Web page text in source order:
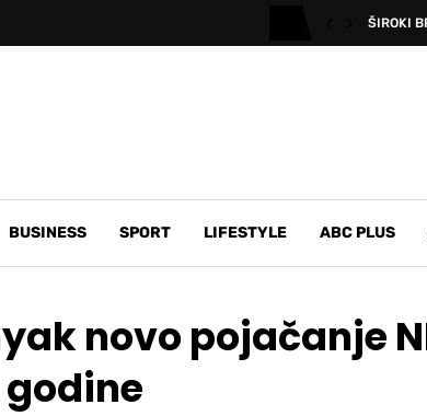
ŠIROKI
BUSINESS SPORT LIFESTYLE ABC PLUS
novo pojačanje
godine